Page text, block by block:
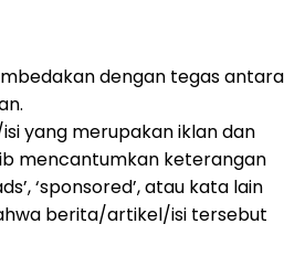
dengan tegas antara
yang merupakan iklan dan
mencantumkan keterangan
‘sponsored’, atau kata lain
berita/artikel/isi tersebut